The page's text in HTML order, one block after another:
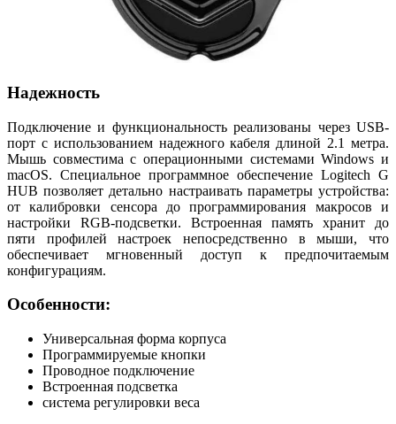
Надежность
Подключение и функциональность реализованы через USB-
порт с использованием надежного кабеля длиной 2.1 метра.
Мышь совместима с операционными системами Windows и
macOS. Специальное программное обеспечение Logitech G
HUB позволяет детально настраивать параметры устройства:
от калибровки сенсора до программирования макросов и
настройки RGB-подсветки. Встроенная память хранит до
пяти профилей настроек непосредственно в мыши, что
обеспечивает мгновенный доступ к предпочитаемым
конфигурациям.
Особенности:
Универсальная форма корпуса
Программируемые кнопки
Проводное подключение
Встроенная подсветка
система регулировки веса